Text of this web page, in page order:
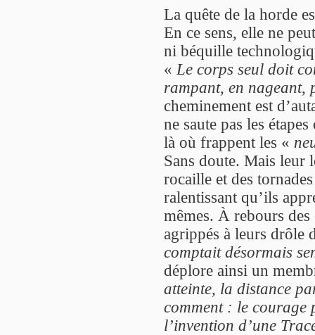
La quête de la horde
En ce sens, elle ne
ni béquille
« Le corps seul doit
rampant, en nageant,
cheminement est
ne saute pas les
là où frappent les «
Sans doute. Mais leur
rocaille et des
ralentissant qu’ils
mêmes. À rebours
agrippés à leurs drôle
comptait désormais
déplore ainsi un
atteinte, la distance
comment : le courage
l’invention d’une